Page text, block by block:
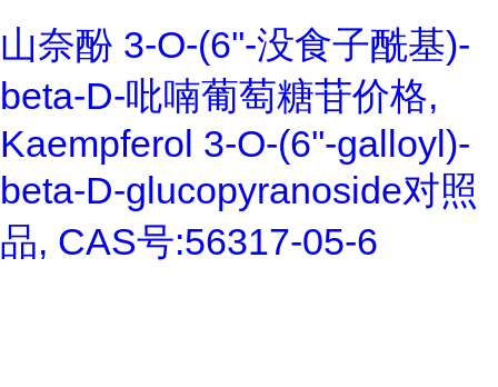
山奈酚 3-O-(6''-没食子酰基)-
beta-D-吡喃葡萄糖苷价格,
Kaempferol 3-O-(6''-galloyl)-
beta-D-glucopyranoside对照
品, CAS号:56317-05-6